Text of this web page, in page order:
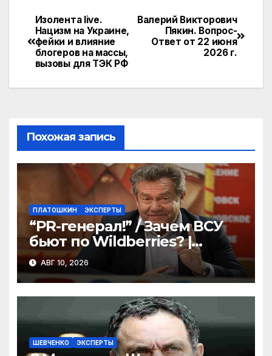
e
gr
a
m
n
o
kl
a
s
ni
ki
itt
er
п
р
в
Навигация
по
записям
Валерий Викторович
Пякин. Вопрос-
Ответ от 22 июня
2026 г.
Изолента live.
Нацизм на Украине,
фейки и влияние
блогеров на массы,
вызовы для ТЭК РФ
Похожая запись
ПЛАТОШКИН ЭКСПЕРТЫ
“PR-генерал!” / Зачем ВСУ
бьют по Wildberries? |
ПЛАТОШКИН: про
Драпатого, визит
Зеленского к Трампу
АВГ 10, 2026
ШЕВЧЕНКО ЭКСПЕРТЫ